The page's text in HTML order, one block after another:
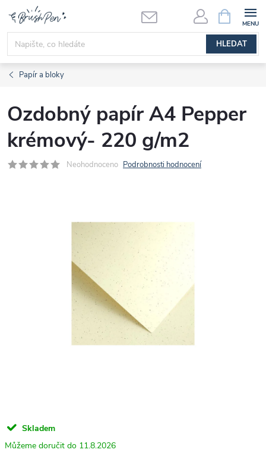
obsah
HLEDAT
NÁKUPNÍ
KOŠÍK
Papír a bloky
Ozdobný papír A4 Pepper
krémový- 220 g/m2
Neohodnoceno Podrobnosti hodnocení
Skladem
11.8.2026